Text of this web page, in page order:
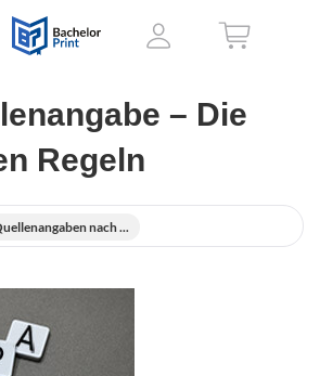
– Die
Regeln
nach ...